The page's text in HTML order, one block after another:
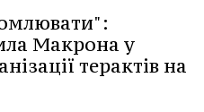
Макрона у
терактів на